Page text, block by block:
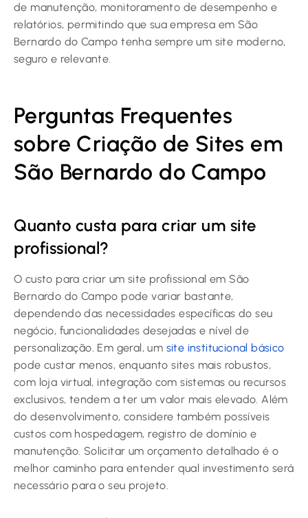
de manutenção, monitoramento de desempenho e
relatórios, permitindo que sua empresa em São
Bernardo do Campo tenha sempre um site moderno,
seguro e relevante.
Perguntas Frequentes
sobre Criação de Sites em
São Bernardo do Campo
Quanto custa para criar um site
profissional?
O custo para criar um site profissional em São
Bernardo do Campo pode variar bastante,
dependendo das necessidades específicas do seu
negócio, funcionalidades desejadas e nível de
personalização. Em geral, um site institucional básico
pode custar menos, enquanto sites mais robustos,
com loja virtual, integração com sistemas ou recursos
exclusivos, tendem a ter um valor mais elevado. Além
do desenvolvimento, considere também possíveis
custos com hospedagem, registro de domínio e
manutenção. Solicitar um orçamento detalhado é o
melhor caminho para entender qual investimento será
necessário para o seu projeto.